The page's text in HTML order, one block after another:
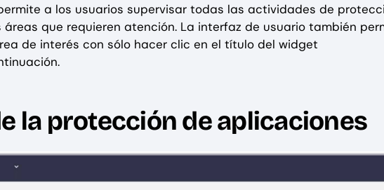
a los usuarios supervisar todas las actividades de
que requieren atención. La interfaz de usuario también
de interés con sólo hacer clic en el título del widget
la protección de aplicaciones